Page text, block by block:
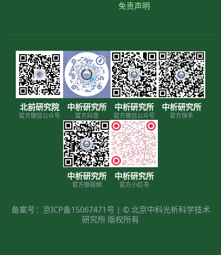
免责声明
北前研究院
官方微信公众号
中析研究所
官方抖音
中析研究所
官方微信公众号
中析研究所
官方快手
中析研究所
官方微视频
中析研究所
官方小红书
备案号：京ICP备15067471号 | © 北京中科光析科学技术
研究所 版权所有